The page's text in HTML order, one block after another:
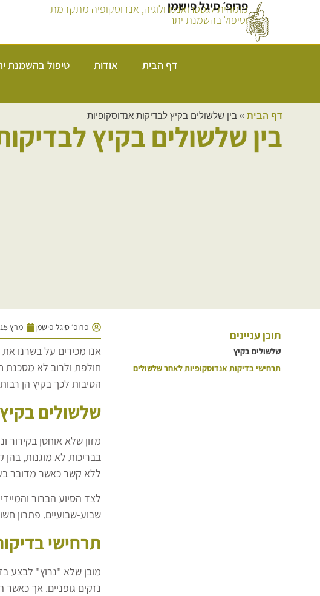
פרופ׳ סיגל פישמן
מומחית לגסטרואנטרולוגיה, אנדוסקופיה מתקדמת
וטיפול בהשמנת יתר
דף הבית אודות טיפול בהשמנת
דף הבית » בין שלשולים בקיץ לבדיקות אנדוסקופיות
בין שלשולים בקיץ
תוכן עניינים
שלשולים בקיץ
תרחישי בדיקות אנדוסקופיות לאחר שלשולים
פרופ׳ סיגל פישמן מרץ 15, 2026
אנו מכירים על בשרנו
חולפת ולרוב לא מסכנת
הסיבות לכך בקיץ הן
שלשולים בקיץ
מזון שלא אוחסן
בבריכות לא מוגנות,
ללא קשר כאשר מדובר
לצד הסיוע הברור
שבוע-שבועיים. פתרון
תרחישי
מובן שלא "נרוץ" לבצע
נזקים גופניים. אך